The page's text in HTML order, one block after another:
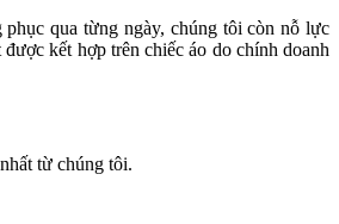
qua từng ngày, chúng tôi còn nỗ lực
kết hợp trên chiếc áo do chính doanh
từ chúng tôi.